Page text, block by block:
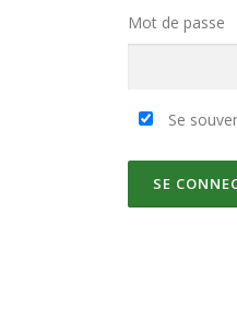
Mot de passe
Se